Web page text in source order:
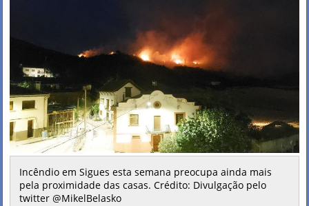
Incêndio em Sigues esta semana preocupa ainda mais
pela proximidade das casas. Crédito: Divulgação pelo
twitter @MikelBelasko